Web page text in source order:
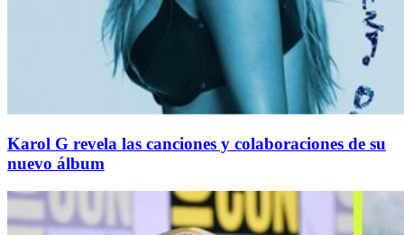
Karol G revela las canciones y colaboraciones de su
nuevo álbum